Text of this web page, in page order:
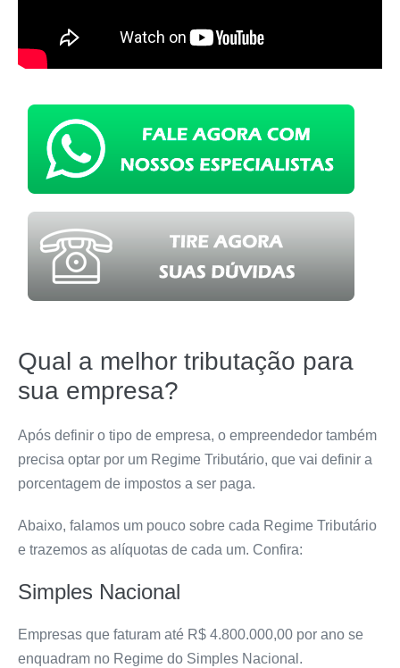
Qual a melhor tributação para
sua empresa?
Após definir o tipo de empresa, o empreendedor também
precisa optar por um Regime Tributário, que vai definir a
porcentagem de impostos a ser paga.
Abaixo, falamos um pouco sobre cada Regime Tributário
e trazemos as alíquotas de cada um. Confira:
Simples Nacional
Empresas que faturam até R$ 4.800.000,00 por ano se
enquadram no Regime do Simples Nacional.